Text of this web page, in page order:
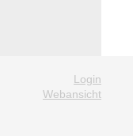
Login
Webansicht